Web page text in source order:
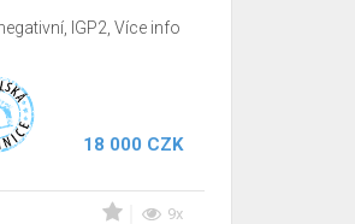
IGP2, Více info
18 000 CZK
9x